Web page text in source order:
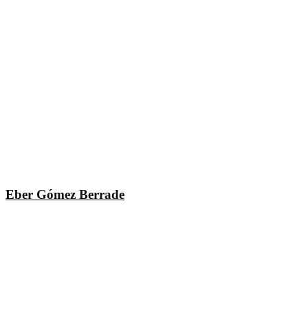
Eber Gómez Berrade